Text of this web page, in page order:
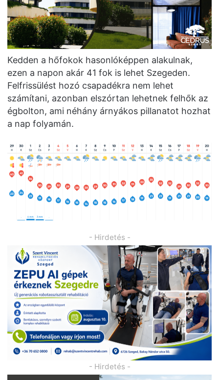
Kedden a hőfokok hasonlóképpen alakulnak,
ezen a napon akár 41 fok is lehet Szegeden.
Felfrissülést hozó csapadékra nem lehet
számítani, azonban elszórtan lehetnek felhők az
égbolton, ami néhány árnyákos pillanatot hozhat
a nap folyamán.
- Hirdetés -
- Hirdetés -